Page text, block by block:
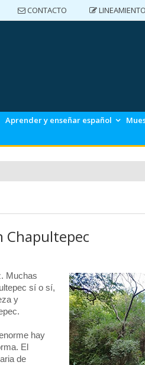
CONTACTO
Aprender y enseñar español
Chapultepec
Muchas
sí o sí,
y
hay
El
de